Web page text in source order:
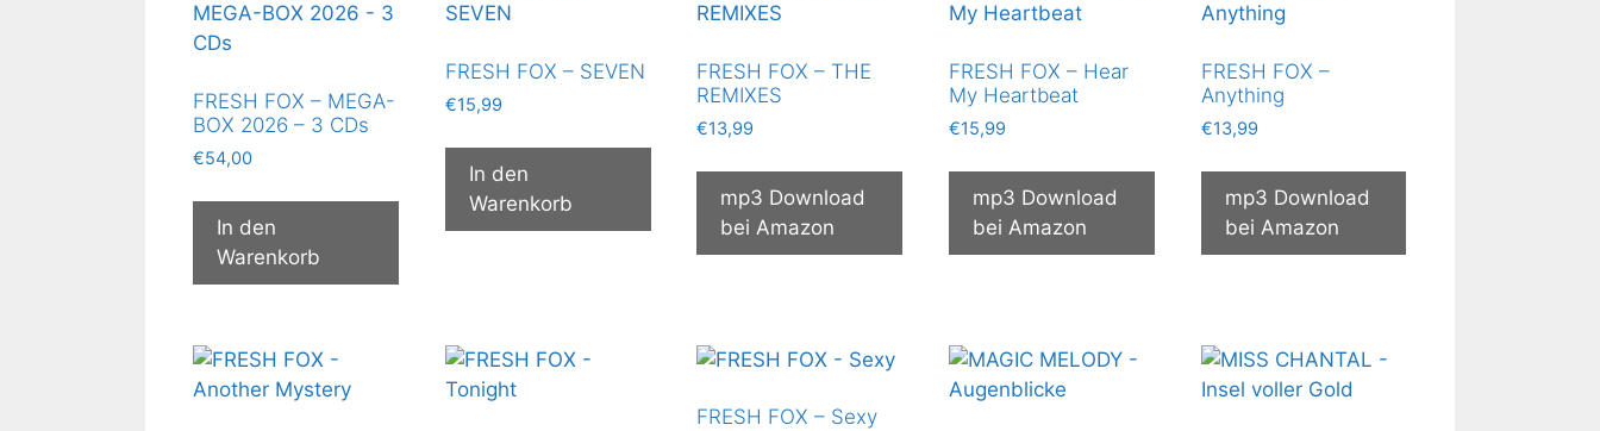
FRESH FOX – MEGA-
BOX 2026 – 3 CDs
€54,00
In den
Warenkorb
FRESH FOX – SEVEN
€15,99
In den
Warenkorb
FRESH FOX – THE
REMIXES
€13,99
mp3 Download
bei Amazon
FRESH FOX – Hear
My Heartbeat
€15,99
mp3 Download
bei Amazon
FRESH FOX –
Anything
€13,99
mp3 Download
bei Amazon
FRESH FOX – Sexy